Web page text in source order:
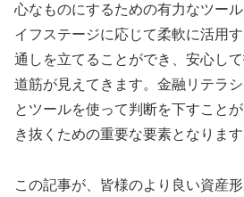
心なものにするための有力なツー
イフステージに応じて柔軟に活用
通しを立てることができ、安心し
道筋が見えてきます。金融リテラ
とツールを使って判断を下すこと
き抜くための重要な要素となります
この記事が、皆様のより良い資産